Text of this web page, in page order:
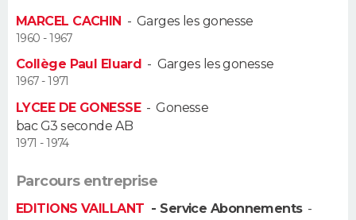
Alimentation
Guide de la santé
Maladies
Médicaments
Sommeil
VOYAGE
Destinations
City break
Voyage nature
Voyage de noces
Forum
Climat
+
PHOTO
GUIDES D'ACHAT
BONS PLANS
CARTE DE VOEUX
Carte de Noël
Carte Bonne année
Carte Saint-Valentin
Carte Pâques
Carte d'anniversaire
MARCEL CACHIN - Garges les gonesse
1960 - 1967
Collège Paul Eluard - Garges les gonesse
1967 - 1971
LYCEE DE GONESSE-Gonesse
bac G3 seconde AB
1971 - 1974
Parcours entreprise
EDITIONS VAILLANT - Service Abonnements-